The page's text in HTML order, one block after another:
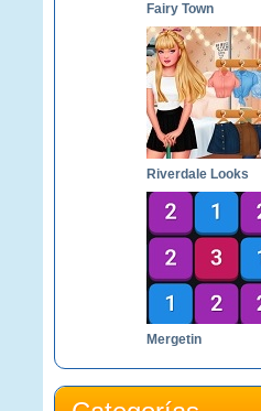
Fairy Town
Riverdale Looks
Mergetin